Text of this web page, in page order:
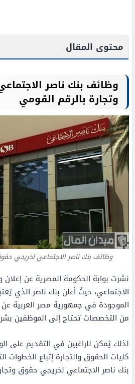
محتوى المقال
وظائف بنك ناصر
وتجارة بالرقم القومي
وظائف بنك ناصر الاجتماعي لخريجي
نشرت بوابة الحكومة المصرية عن
الاجتماعي، حيثُ أعلن بنك ناصر الذي
الموجودة في جمهورية مصر العربية
من التخصصات تحتاج إلى الموظفين
لذلك يُمكن للراغبين في التقديم على
كليات الحقوق والتجارة إتباع الخطوات
بنك ناصر الاجتماعي لخريجي حقوق